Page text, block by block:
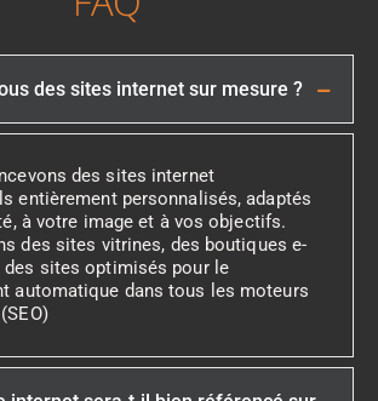
des sites internet sur mesure ?
des sites internet
entièrement personnalisés, adaptés
à votre image et à vos objectifs.
des sites vitrines, des boutiques e-
sites optimisés pour le
automatique dans tous les moteurs